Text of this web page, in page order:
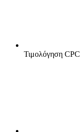
Τιμολόγηση